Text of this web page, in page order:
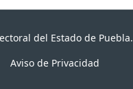
del Estado de Puebla.
Aviso de Privacidad